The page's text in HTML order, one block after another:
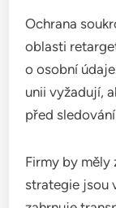
Jaké jsou
Retargeting
ovlivnit jeho
soukromí
neustále